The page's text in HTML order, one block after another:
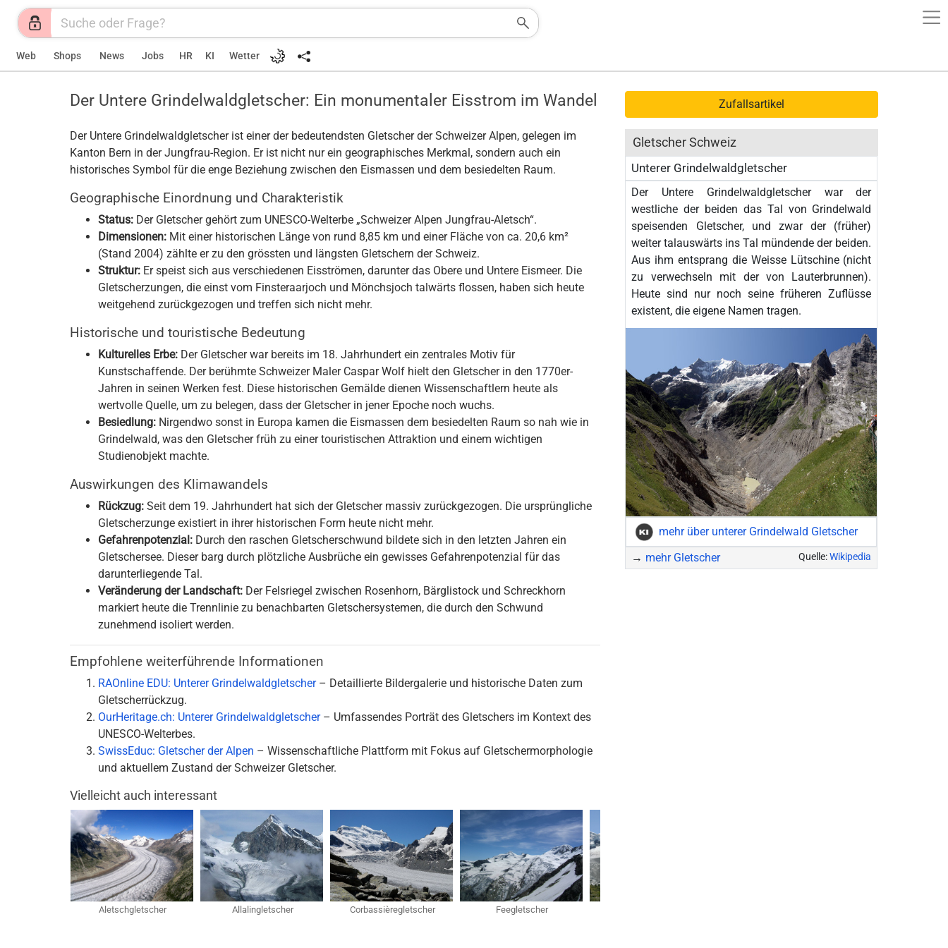
Web Shops News Jobs HR KI Wetter
Der Untere Grindelwaldgletscher: Ein monumentaler Eisstrom im Wandel
Der Untere Grindelwaldgletscher ist einer der bedeutendsten Gletscher der Schweizer Alpen, gelegen im
Kanton Bern in der Jungfrau-Region. Er ist nicht nur ein geographisches Merkmal, sondern auch ein
historisches Symbol für die enge Beziehung zwischen den Eismassen und dem besiedelten Raum.
Geographische Einordnung und Charakteristik
Status: Der Gletscher gehört zum UNESCO-Welterbe „Schweizer Alpen Jungfrau-Aletsch“.
Dimensionen: Mit einer historischen Länge von rund 8,85 km und einer Fläche von ca. 20,6 km²
(Stand 2004) zählte er zu den grössten und längsten Gletschern der Schweiz.
Struktur: Er speist sich aus verschiedenen Eisströmen, darunter das Obere und Untere Eismeer. Die
Gletscherzungen, die einst vom Finsteraarjoch und Mönchsjoch talwärts flossen, haben sich heute
weitgehend zurückgezogen und treffen sich nicht mehr.
Historische und touristische Bedeutung
Kulturelles Erbe: Der Gletscher war bereits im 18. Jahrhundert ein zentrales Motiv für
Kunstschaffende. Der berühmte Schweizer Maler Caspar Wolf hielt den Gletscher in den 1770er-
Jahren in seinen Werken fest. Diese historischen Gemälde dienen Wissenschaftlern heute als
wertvolle Quelle, um zu belegen, dass der Gletscher in jener Epoche noch wuchs.
Besiedlung: Nirgendwo sonst in Europa kamen die Eismassen dem besiedelten Raum so nah wie in
Grindelwald, was den Gletscher früh zu einer touristischen Attraktion und einem wichtigen
Studienobjekt machte.
Auswirkungen des Klimawandels
Rückzug: Seit dem 19. Jahrhundert hat sich der Gletscher massiv zurückgezogen. Die ursprüngliche
Gletscherzunge existiert in ihrer historischen Form heute nicht mehr.
Gefahrenpotenzial: Durch den raschen Gletscherschwund bildete sich in den letzten Jahren ein
Gletschersee. Dieser barg durch plötzliche Ausbrüche ein gewisses Gefahrenpotenzial für das
darunterliegende Tal.
Veränderung der Landschaft: Der Felsriegel zwischen Rosenhorn, Bärglistock und Schreckhorn
markiert heute die Trennlinie zu benachbarten Gletschersystemen, die durch den Schwund
zunehmend isoliert werden.
Empfohlene weiterführende Informationen
RAOnline EDU: Unterer Grindelwaldgletscher– Detaillierte Bildergalerie und historische Daten zum
Gletscherrückzug.
OurHeritage.ch: Unterer Grindelwaldgletscher– Umfassendes Porträt des Gletschers im Kontext des
UNESCO-Welterbes.
SwissEduc: Gletscher der Alpen – Wissenschaftliche Plattform mit Fokus auf Gletschermorphologie
und aktuellem Zustand der Schweizer Gletscher.
Vielleicht auch interessant
Aletschgletscher Allalingletscher Corbassièregletscher Feegletscher
Zufallsartikel
Gletscher Schweiz
Unterer Grindelwaldgletscher
Der Untere Grindelwaldgletscher war der
westliche der beiden das Tal von Grindelwald
speisenden Gletscher, und zwar der (früher)
weiter talauswärts ins Tal mündende der beiden.
Aus ihm entsprang die Weisse Lütschine (nicht
zu verwechseln mit der von Lauterbrunnen).
Heute sind nur noch seine früheren Zuflüsse
existent, die eigene Namen tragen.
mehr über unterer Grindelwald Gletscher
→ mehr Gletscher Quelle:Wikipedia